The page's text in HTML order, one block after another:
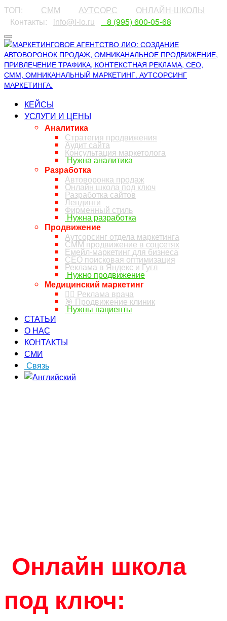
ТОП: СММ АУТСОРС
ОНЛАЙН-ШКОЛЫ
⠀Контакты:⠀ info@l-io.ru ⠀8 (995) 600-05-68
КЕЙСЫ
УСЛУГИ И ЦЕНЫ
Аналитика
Стратегия продвижения
Аудит сайта
Консультация маркетолога
Нужна аналитика
Разработка
Автоворонка продаж
Онлайн школа под ключ
Разработка сайтов
Лендинги
Фирменный стиль
Нужна разработка
Продвижение
Аутсорсинг отдела маркетинга
СММ продвижение в соцсетях
Емейл-маркетинг для бизнеса
СЕО поисковая оптимизация
Реклама в Яндекс и Гугл
Нужно продвижение
Медицинский маркетинг
👨‍⚕️ Реклама врача
🎯 Продвижение клиник
Нужны пациенты
СТАТЬИ
О НАС
КОНТАКТЫ
СМИ
Связь
Онлайн школа
под ключ: